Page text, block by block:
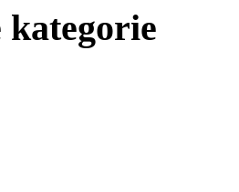
kategorie